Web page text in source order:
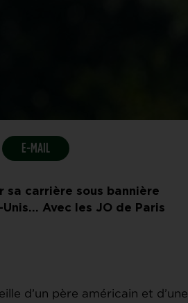
E-MAIL
sa carrière sous bannière
Avec les JO de Paris
d’un père américain et d’une